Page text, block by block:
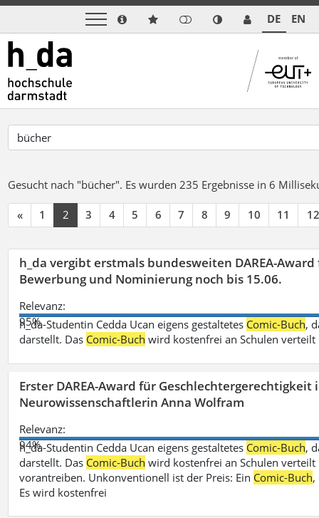
DE EN
Gesucht nach "bücher". Es wurden 235 Ergebnisse in 6
« 1 2 3 4 5 6 7 8 9 10 11 12
h_da vergibt erstmals bundesweiten DAREA-
Bewerbung und Nominierung noch bis 15.06.
Relevanz:
95%
h_da-Studentin Cedda Ucan eigens gestaltetes Comic-Buch,
darstellt. Das Comic-Buch wird kostenfrei an Schulen
Erster DAREA-Award für
Neurowissenschaftlerin Anna Wolfram
Relevanz:
94%
h_da-Studentin Cedda Ucan eigens gestaltetes Comic-Buch,
darstellt. Das Comic-Buch wird kostenfrei an Schulen
vorantreiben. Unkonventionell ist der Preis: Ein Comic-Buch,
Es wird kostenfrei